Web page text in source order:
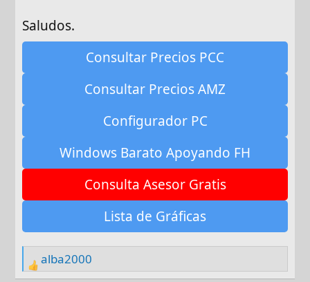
Saludos.
Consultar Precios PCC
Consultar Precios AMZ
Configurador PC
Windows Barato Apoyando FH
Consulta Asesor Gratis
Lista de Gráficas
R alba2000